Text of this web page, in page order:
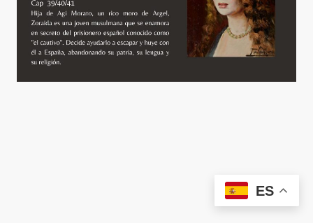
. Todos los derechos reservados. ES